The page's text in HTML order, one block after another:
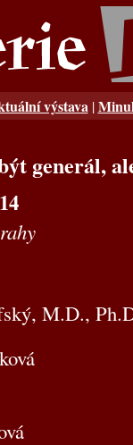
výstava |
generál,
M.D.,